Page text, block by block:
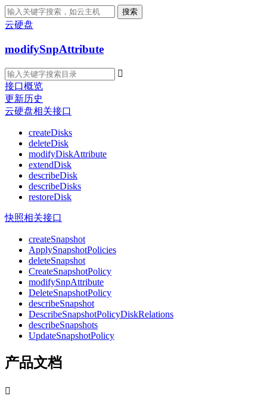
搜索
云硬盘
modifySnpAttribute

接口概览
更新历史
云硬盘相关接口
createDisks
deleteDisk
modifyDiskAttribute
extendDisk
describeDisk
describeDisks
restoreDisk
快照相关接口
createSnapshot
ApplySnapshotPolicies
deleteSnapshot
CreateSnapshotPolicy
modifySnpAttribute
DeleteSnapshotPolicy
describeSnapshot
DescribeSnapshotPolicyDiskRelations
describeSnapshots
UpdateSnapshotPolicy
产品文档
